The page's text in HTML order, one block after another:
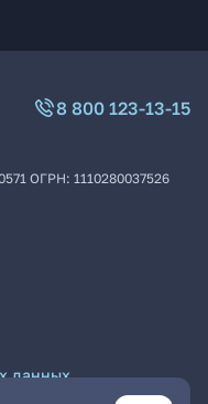
8 800 123-13-15
ОГРН: 1110280037526
данных